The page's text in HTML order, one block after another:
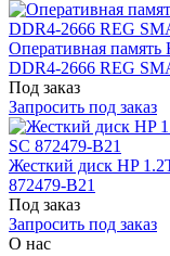
Оперативная
DDR4-2666 REG
Под заказ
Запросить под заказ
Жесткий диск HP
872479-B21
Под заказ
Запросить под заказ
О нас